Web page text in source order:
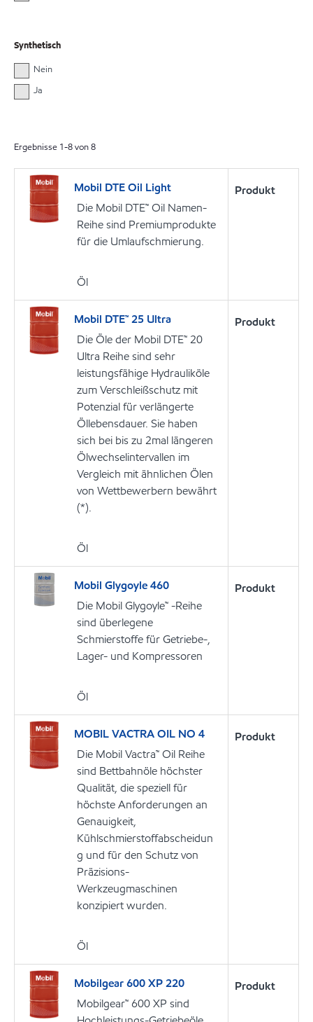
Synthetisch
Nein
Ja
Ergebnisse 1-8von8
Mobil DTE Oil Light
Die Mobil DTE™ Oil Namen-
Reihe sind Premiumprodukte
für die Umlaufschmierung.
Öl
Produkt
Mobil DTE™ 25 Ultra
Die Öle der Mobil DTE™ 20
Ultra Reihe sind sehr
leistungsfähige Hydrauliköle
zum Verschleißschutz mit
Potenzial für verlängerte
Öllebensdauer. Sie haben
sich bei bis zu 2mal längeren
Ölwechselintervallen im
Vergleich mit ähnlichen Ölen
von Wettbewerbern bewährt
(*).
Öl
Produkt
Mobil Glygoyle 460
Die Mobil Glygoyle™ -Reihe
sind überlegene
Schmierstoffe für Getriebe-,
Lager- und Kompressoren
Öl
Produkt
MOBIL VACTRA OIL NO 4
Die Mobil Vactra™ Oil Reihe
sind Bettbahnöle höchster
Qualität, die speziell für
höchste Anforderungen an
Genauigkeit,
Kühlschmierstoffabscheidun
g und für den Schutz von
Präzisions-
Werkzeugmaschinen
konzipiert wurden.
Öl
Produkt
Mobilgear 600 XP 220
Mobilgear™ 600 XP sind
Produkt